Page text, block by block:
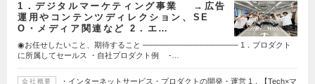
1．デジタルマーケティング事業 →広告
運用やコンテンツディレクション、SE
O・メディア関連など 2．エ…
◉お任せしたいこと、期待すること ───────────────── 1．プロダクト
に所属してセールス ・自社プロダクト例 -…
会社概要
・インターネットサービス・プロダクトの開発・運営 1．【Tech×マ